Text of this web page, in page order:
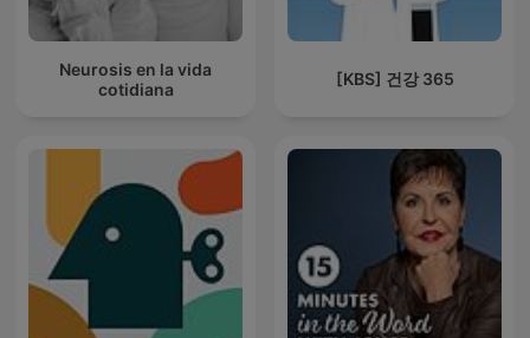
Neurosis en la vida
cotidiana
[KBS] 건강 365